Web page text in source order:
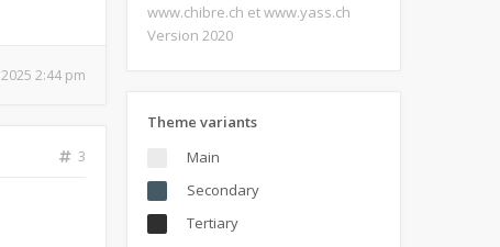
2:44 pm
3
www.chibre.ch et www.yass.ch
Version 2020
Theme variants
Main
Secondary
Tertiary